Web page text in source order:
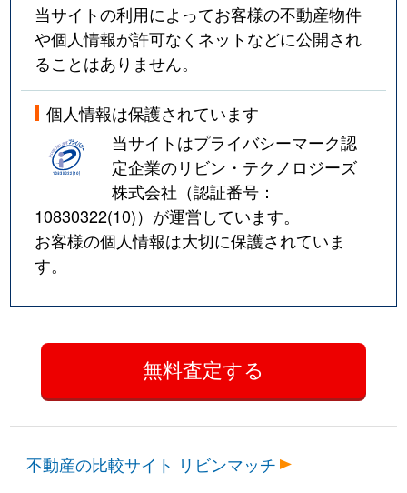
当サイトの利用によってお客様の不動産物件
や個人情報が許可なくネットなどに公開され
ることはありません。
個人情報は保護されています
当サイトはプライバシーマーク認
定企業のリビン・テクノロジーズ
株式会社（認証番号：
10830322(10)）が運営しています。
お客様の個人情報は大切に保護されていま
す。
不動産の比較サイト リビンマッチ